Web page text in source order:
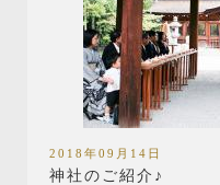
2018年09月14日
神社のご紹介♪